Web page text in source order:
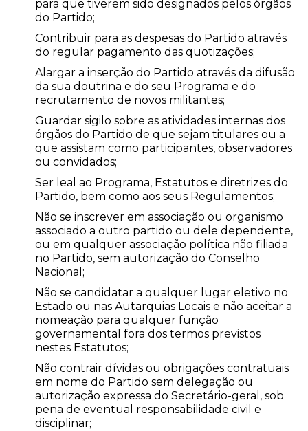
para que tiverem sido designados pelos órgãos
do Partido;
Contribuir para as despesas do Partido através
do regular pagamento das quotizações;
Alargar a inserção do Partido através da difusão
da sua doutrina e do seu Programa e do
recrutamento de novos militantes;
Guardar sigilo sobre as atividades internas dos
órgãos do Partido de que sejam titulares ou a
que assistam como participantes, observadores
ou convidados;
Ser leal ao Programa, Estatutos e diretrizes do
Partido, bem como aos seus Regulamentos;
Não se inscrever em associação ou organismo
associado a outro partido ou dele dependente,
ou em qualquer associação política não filiada
no Partido, sem autorização do Conselho
Nacional;
Não se candidatar a qualquer lugar eletivo no
Estado ou nas Autarquias Locais e não aceitar a
nomeação para qualquer função
governamental fora dos termos previstos
nestes Estatutos;
Não contrair dívidas ou obrigações contratuais
em nome do Partido sem delegação ou
autorização expressa do Secretário-geral, sob
pena de eventual responsabilidade civil e
disciplinar;